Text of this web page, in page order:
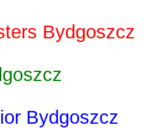
Bydgoszcz
Bydgoszcz